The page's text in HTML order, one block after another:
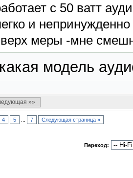
с 50 ватт
и
меры -мне
модель
»»
4 5 7 Следующая страница »
Переход: